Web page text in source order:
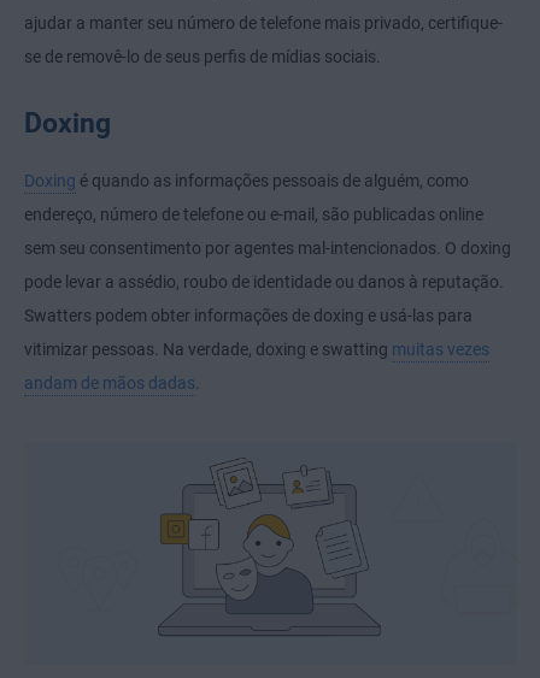
ajudar a manter seu número de telefone mais privado, certifique-
se de removê-lo de seus perfis de mídias sociais.
Doxing
Doxing é quando as informações pessoais de alguém, como
endereço, número de telefone ou e-mail, são publicadas online
sem seu consentimento por agentes mal-intencionados. O doxing
pode levar a assédio, roubo de identidade ou danos à reputação.
Swatters podem obter informações de doxing e usá-las para
vitimizar pessoas. Na verdade, doxing e swatting muitas vezes
andam de mãos dadas